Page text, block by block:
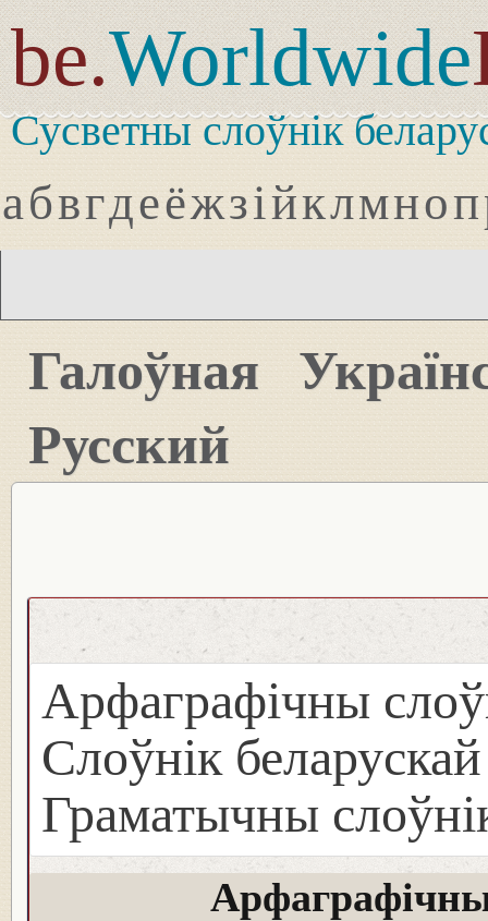
be.Worldwide
Сусветны слоўнік
абвгдеёжзійклмноп
Галоўная
Русский
Арфаграфічны
Слоўнік
Граматычны